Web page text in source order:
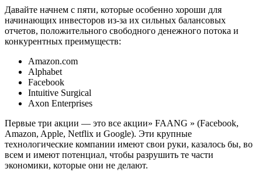
Давайте начнем с пяти, которые особенно хороши для
начинающих инвесторов из-за их сильных балансовых
отчетов, положительного свободного денежного потока и
конкурентных преимуществ:
Amazon.com
Alphabet
Facebook
Intuitive Surgical
Axon Enterprises
Первые три акции — это все акции» FAANG » (Facebook,
Amazon, Apple, Netflix и Google). Эти крупные
технологические компании имеют свои руки, казалось бы, во
всем и имеют потенциал, чтобы разрушить те части
экономики, которые они не делают.